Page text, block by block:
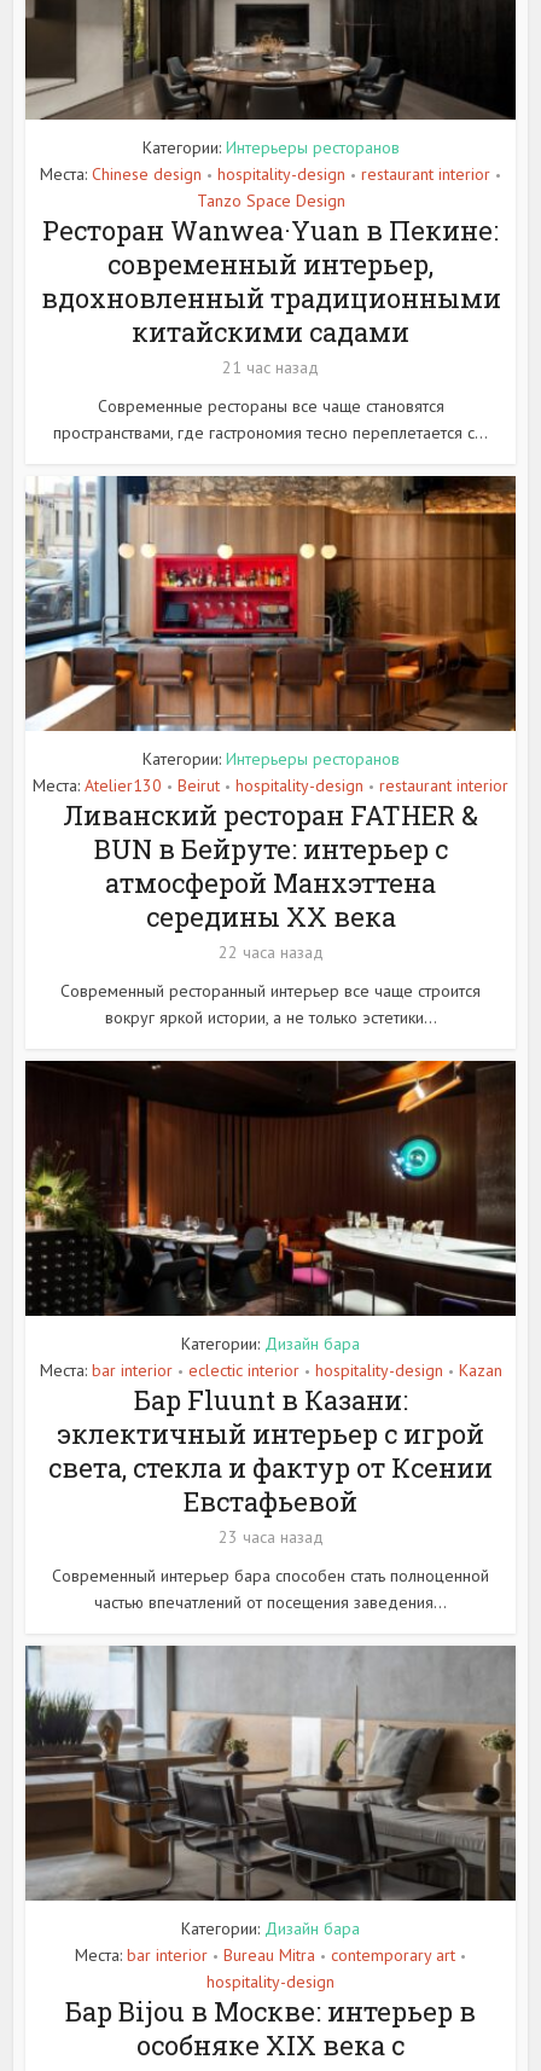
Категории: Интерьеры ресторанов
Места: Chinese design • hospitality-design • restaurant interior •
Tanzo Space Design
Ресторан Wanwea·Yuan в Пекине:
современный интерьер,
вдохновленный традиционными
китайскими садами
21 час назад
Современные рестораны все чаще становятся
пространствами, где гастрономия тесно переплетается с...
Категории: Интерьеры ресторанов
Места: Atelier130 • Beirut • hospitality-design • restaurant interior
Ливанский ресторан FATHER &
BUN в Бейруте: интерьер с
атмосферой Манхэттена
середины XX века
22 часа назад
Современный ресторанный интерьер все чаще строится
вокруг яркой истории, а не только эстетики...
Категории: Дизайн бара
Места: bar interior • eclectic interior • hospitality-design • Kazan
Бар Fluunt в Казани:
эклектичный интерьер с игрой
света, стекла и фактур от Ксении
Евстафьевой
23 часа назад
Современный интерьер бара способен стать полноценной
частью впечатлений от посещения заведения...
Категории: Дизайн бара
Места: bar interior • Bureau Mitra • contemporary art •
hospitality-design
Бар Bijou в Москве: интерьер в
особняке XIX века с